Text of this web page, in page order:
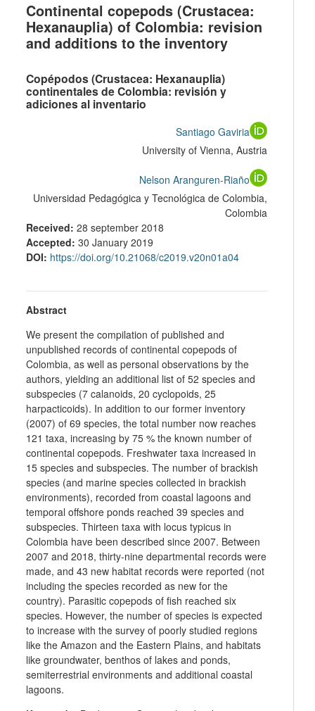
Continental copepods (Crustacea:
Hexanauplia) of Colombia: revision
and additions to the inventory
Copépodos (Crustacea: Hexanauplia)
continentales de Colombia: revisión y
adiciones al inventario
Santiago Gaviria
University of Vienna,Austria
Nelson Aranguren-Riaño
Universidad Pedagógica y Tecnológica de Colombia,
Colombia
Received: 28 september 2018
Accepted: 30 January 2019
DOI: https://doi.org/10.21068/c2019.v20n01a04
Abstract
We present the compilation of published and
unpublished records of continental copepods of
Colombia, as well as personal observations by the
authors, yielding an additional list of 52 species and
subspecies (7 calanoids, 20 cyclopoids, 25
harpacticoids). In addition to our former inventory
(2007) of 69 species, the total number now reaches
121 taxa, increasing by 75 % the known number of
continental copepods. Freshwater taxa increased in
15 species and subspecies. The number of brackish
species (and marine species collected in brackish
environments), recorded from coastal lagoons and
temporal offshore ponds reached 39 species and
subspecies. Thirteen taxa with locus typicus in
Colombia have been described since 2007. Between
2007 and 2018, thirty-nine departmental records were
made, and 43 new habitat records were reported (not
including the species recorded as new for the
country). Parasitic copepods of fish reached six
species. However, the number of species is expected
to increase with the survey of poorly studied regions
like the Amazon and the Eastern Plains, and habitats
like groundwater, benthos of lakes and ponds,
semiterrestrial environments and additional coastal
lagoons.